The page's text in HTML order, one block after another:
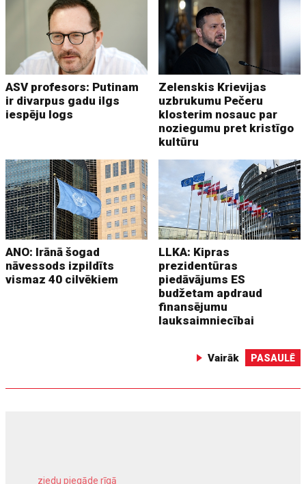
ASV profesors: Putinam
ir divarpus gadu ilgs
iespēju logs
Zelenskis Krievijas
uzbrukumu Pečeru
klosterim nosauc par
noziegumu pret kristīgo
kultūru
ANO: Irānā šogad
nāvessods izpildīts
vismaz 40 cilvēkiem
LLKA: Kipras
prezidentūras
piedāvājums ES
budžetam apdraud
finansējumu
lauksaimniecībai
Vairāk PASAULĒ
ziedu piegāde rīgā